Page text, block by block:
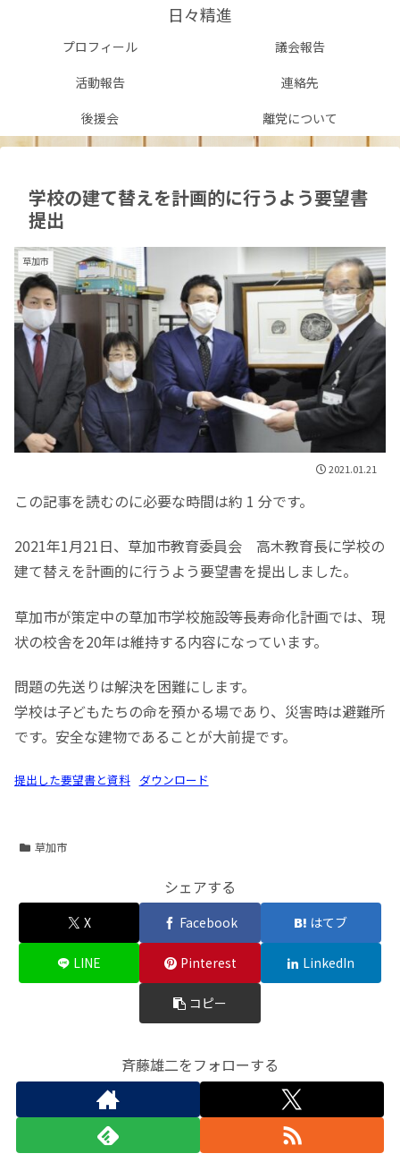
日々精進
プロフィール
議会報告
活動報告
連絡先
後援会
離党について
学校の建て替えを計画的に行うよう要望書
提出
草加市
2021.01.21
この記事を読むのに必要な時間は約 1 分です。
2021年1月21日、草加市教育委員会 高木教育長に学校の
建て替えを計画的に行うよう要望書を提出しました。
草加市が策定中の草加市学校施設等長寿命化計画では、現
状の校舎を20年は維持する内容になっています。
問題の先送りは解決を困難にします。
学校は子どもたちの命を預かる場であり、災害時は避難所
です。安全な建物であることが大前提です。
提出した要望書と資料 ダウンロード
草加市
シェアする
X Facebook はてブ
LINE Pinterest LinkedIn
コピー
斉藤雄二をフォローする